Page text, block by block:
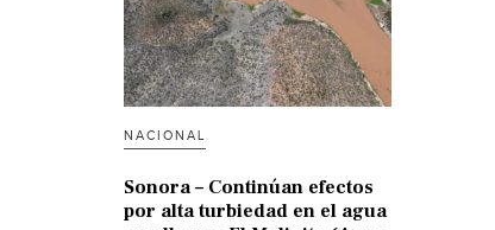
NACIONAL
Sonora – Continúan efectos
por alta turbiedad en el agua